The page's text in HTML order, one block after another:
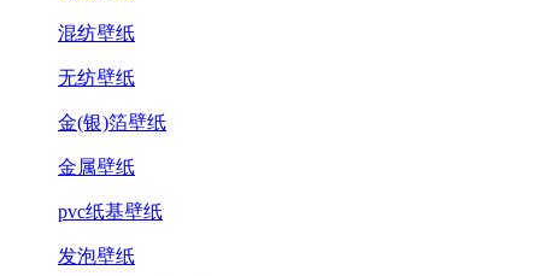
混纺壁纸
无纺壁纸
金(银)箔壁纸
金属壁纸
pvc纸基壁纸
发泡壁纸